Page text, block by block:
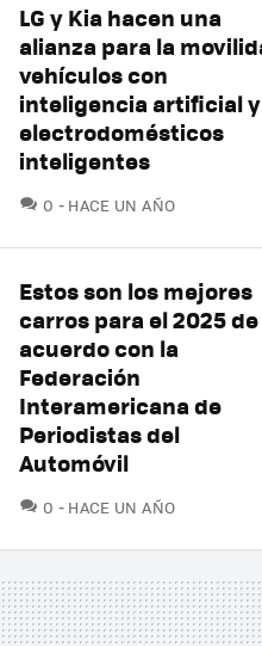
LG y Kia hacen una
alianza para la
vehículos con
inteligencia artificial y
electrodomésticos
inteligentes
0 COMENTARIOS
HACE UN AÑO
Estos son los mejores
carros para el 2025 de
acuerdo con la
Federación
Interamericana de
Periodistas del
Automóvil
0 COMENTARIOS
HACE UN AÑO